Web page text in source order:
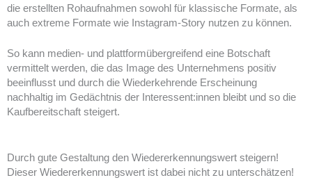
die erstellten Rohaufnahmen sowohl für klassische Formate, als
auch extreme Formate wie Instagram-Story nutzen zu können.
So kann medien- und plattformübergreifend eine Botschaft
vermittelt werden, die das Image des Unternehmens positiv
beeinflusst und durch die Wiederkehrende Erscheinung
nachhaltig im Gedächtnis der Interessent:innen bleibt und so die
Kaufbereitschaft steigert.
Durch gute Gestaltung den Wiedererkennungswert steigern!
Dieser Wiedererkennungswert ist dabei nicht zu unterschätzen!